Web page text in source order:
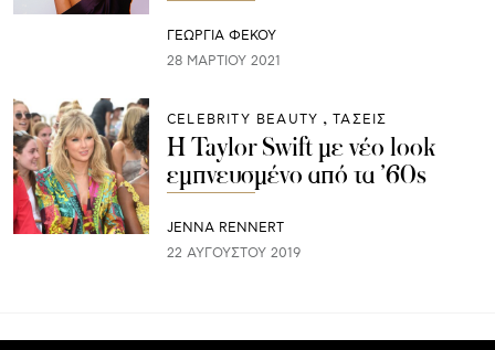
ΓΕΩΡΓΙΑ ΦΕΚΟΥ
28 ΜΑΡΤΊΟΥ 2021
CELEBRITY BEAUTY ΤΑΣΕΙΣ
H Taylor Swift με νέο look
εμπνευσμένο από τα ’60s
JENNA RENNERT
22 ΑΥΓΟΎΣΤΟΥ 2019